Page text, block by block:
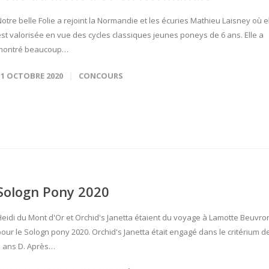
belle Folie a rejoint la Normandie et les écuries Mathieu Laisney où
valorisée en vue des cycles classiques jeunes poneys de 6 ans. Elle a
beaucoup…
OCTOBRE 2020 CONCOURS
Pony 2020
du Mont d'Or et Orchid's Janetta étaient du voyage à Lamotte
le Sologn pony 2020. Orchid's Janetta était engagé dans le critérium
ans D. Après…